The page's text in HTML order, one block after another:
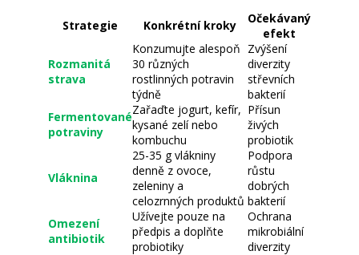
Strategie Konkrétní kroky
Očekávaný
efekt
Rozmanitá
strava
Konzumujte alespoň
30 různých
rostlinných potravin
týdně
Zvýšení
diverzity
střevních
bakterií
Fermentované
potraviny
Zařaďte jogurt, kefír,
kysané zelí nebo
kombuchu
Přísun
živých
probiotik
Vláknina
25-35 g vlákniny
denně z ovoce,
zeleniny a
celozrnných produktů
Podpora
růstu
dobrých
bakterií
Omezení
antibiotik
Užívejte pouze na
předpis a doplňte
probiotiky
Ochrana
mikrobiální
diverzity